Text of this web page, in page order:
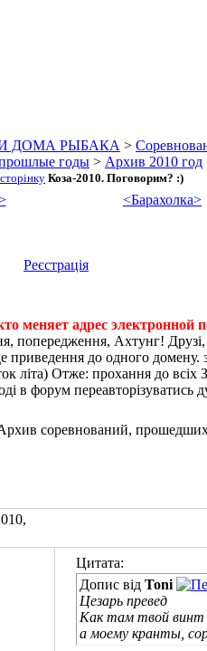
ДОМА РЫБАКА >
прошлые годы > Архив 2010 год
Коза-2010. Поговорим? :)
<Барахолка>
Реєстрація
меняет адрес электронной
попередження, Ахтунг! Друзі,
приведення до одного
літа) Отже: прохання до всіх
в форум
соревнований,
Цитата:
Допис від Toni
Цезарь превед
Как там твой винт
а моему кранты,